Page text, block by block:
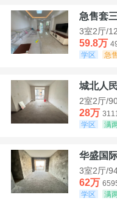
急售套
3室2厅/
59.8万
学区
急
城北人
2室2厅/
28万
学区
满
华盛国
3室2厅/
62万
学区
满